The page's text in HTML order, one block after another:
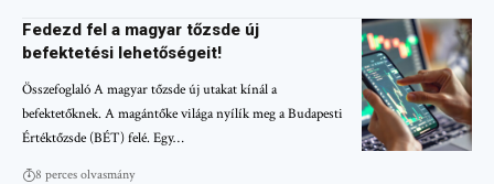
Fedezd fel a magyar tőzsde új
befektetési lehetőségeit!
Összefoglaló A magyar tőzsde új utakat kínál a
befektetőknek. A magántőke világa nyílík meg a Budapesti
Értéktőzsde (BÉT) felé. Egy…
8 perces olvasmány